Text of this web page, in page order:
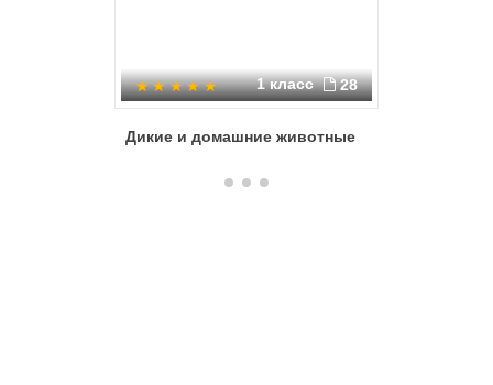
1 класс 28
Дикие и домашние животные